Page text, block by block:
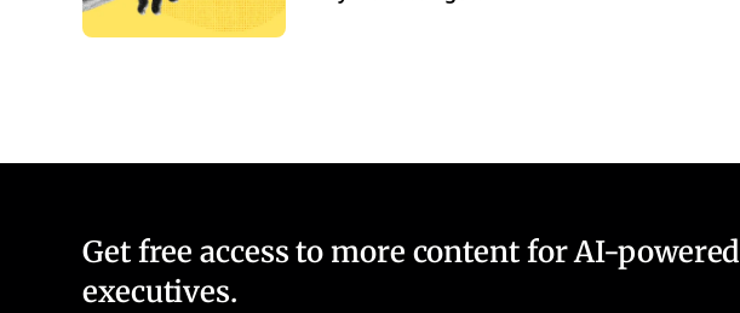
Get free access to more content for AI-powered
executives.